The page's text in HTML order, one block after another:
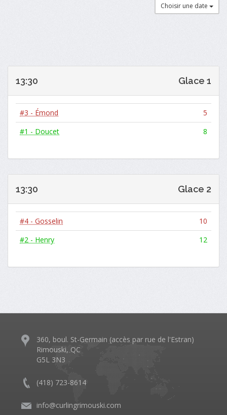
Choisir une date
13:30 Glace 1
#3 - Émond
5
#1 - Doucet
8
13:30 Glace 2
#4 - Gosselin
10
#2 - Henry
12
360, boul. St-Germain (accès par rue de l'Estran)
Rimouski, QC
G5L 3N3
(418) 723-8614
info@curlingrimouski.com